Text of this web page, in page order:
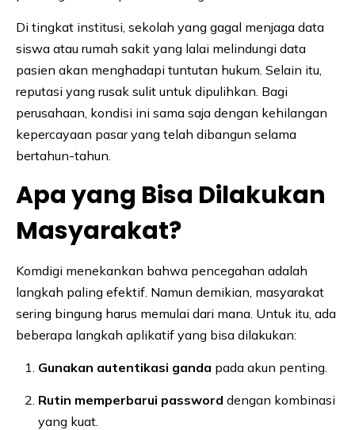
Di tingkat institusi, sekolah yang gagal menjaga data
siswa atau rumah sakit yang lalai melindungi data
pasien akan menghadapi tuntutan hukum. Selain itu,
reputasi yang rusak sulit untuk dipulihkan. Bagi
perusahaan, kondisi ini sama saja dengan kehilangan
kepercayaan pasar yang telah dibangun selama
bertahun-tahun.
Apa yang Bisa Dilakukan
Masyarakat?
Komdigi menekankan bahwa pencegahan adalah
langkah paling efektif. Namun demikian, masyarakat
sering bingung harus memulai dari mana. Untuk itu, ada
beberapa langkah aplikatif yang bisa dilakukan:
Gunakan autentikasi ganda pada akun penting.
Rutin memperbarui password dengan kombinasi
yang kuat.